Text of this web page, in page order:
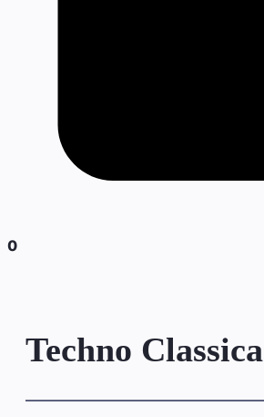
0
Techno Classica